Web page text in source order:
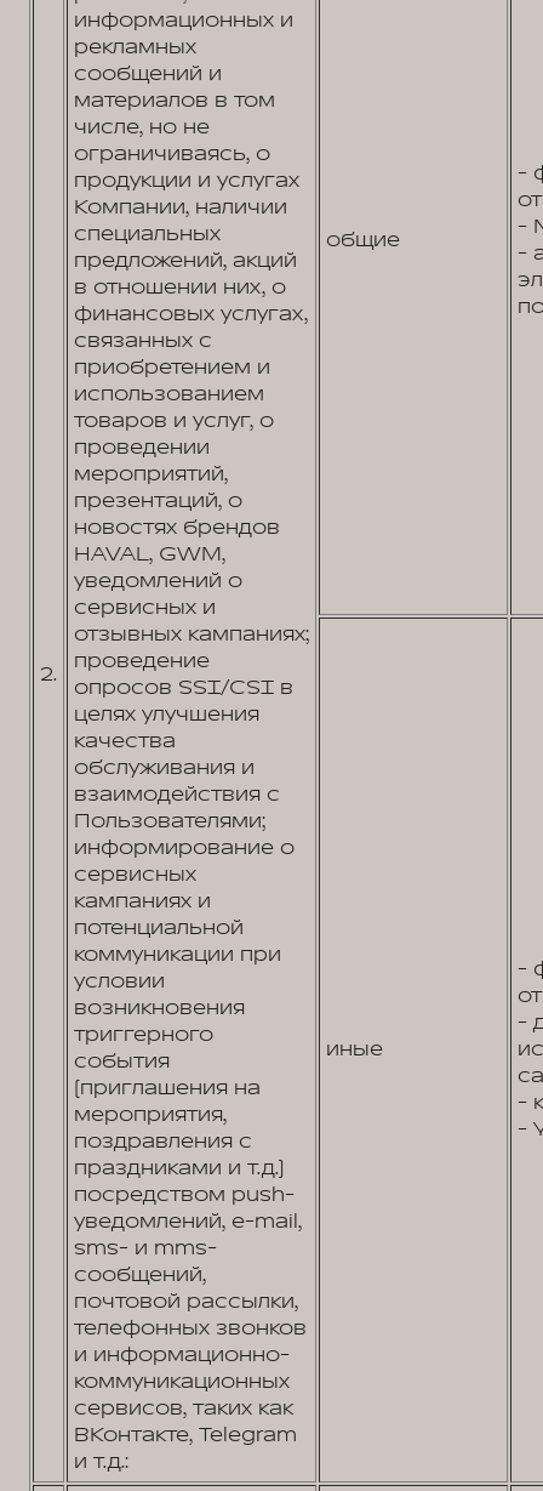
2.
информационных и
рекламных
сообщений и
материалов в том
числе, но не
ограничиваясь, о
продукции и услугах
Компании, наличии
специальных
предложений, акций
в отношении них, о
финансовых услугах,
связанных с
приобретением и
использованием
товаров и услуг, о
проведении
мероприятий,
презентаций, о
новостях брендов
HAVAL, GWM,
уведомлений о
сервисных и
отзывных кампаниях;
проведение
опросов SSI/CSI в
целях улучшения
качества
обслуживания и
взаимодействия с
Пользователями;
информирование о
сервисных
кампаниях и
потенциальной
коммуникации при
условии
возникновения
триггерного
события
(приглашения на
мероприятия,
поздравления с
праздниками и т.д.)
посредством push-
уведомлений, e-mail,
sms- и mms-
сообщений,
почтовой рассылки,
телефонных звонков
и информационно-
коммуникационных
сервисов, таких как
ВКонтакте, Telegram
и т.д.:
общие
-
-
-
иные
-
-
-
-